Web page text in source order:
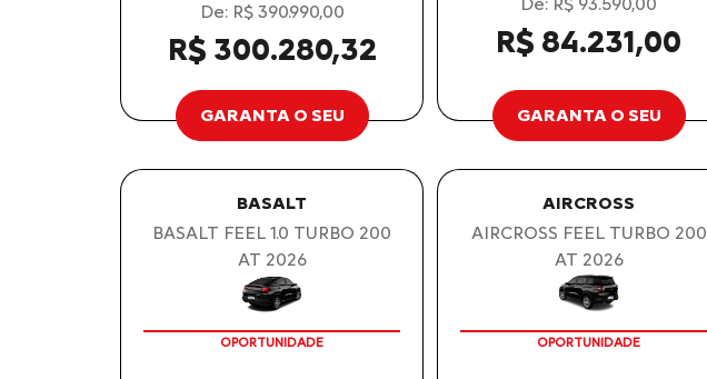
De: R$ 390.990,00
R$ 300.280,32
GARANTA O SEU
R$ 84.231,00
GARANTA O SEU
BASALT
BASALT FEEL 1.0 TURBO 200
AT 2026
OPORTUNIDADE
AIRCROSS
AIRCROSS FEEL TURBO 200
AT 2026
OPORTUNIDADE